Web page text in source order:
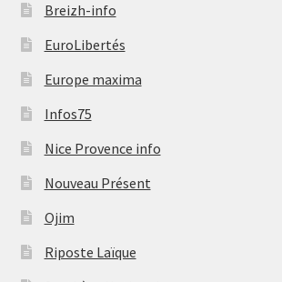
Breizh-info
EuroLibertés
Europe maxima
Infos75
Nice Provence info
Nouveau Présent
Ojim
Riposte Laïque